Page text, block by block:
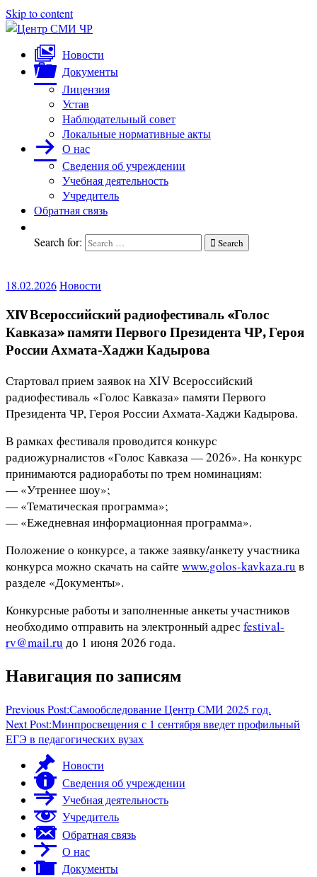
Skip to content
Центр
СМИ
подготовка
переподготовка
работников
Новости
Документы
Лицензия
Устав
Наблюдательный совет
Локальные нормативные акты
О нас
Сведения об учреждении
Учебная деятельность
Учредитель
Обратная связь
Search for: Search
18.02.2026Новости
ХIV Всероссийский радиофестиваль «Голос
Кавказа» памяти Первого Президента ЧР, Героя
России Ахмата-Хаджи Кадырова
Стартовал прием заявок на ХIV Всероссийский
радиофестиваль «Голос Кавказа» памяти Первого
Президента ЧР, Героя России Ахмата-Хаджи Кадырова.
В рамках фестиваля проводится конкурс
радиожурналистов «Голос Кавказа — 2026». На конкурс
принимаются радиоработы по трем номинациям:
— «Утреннее шоу»;
— «Тематическая программа»;
— «Ежедневная информационная программа».
Положение о конкурсе, а также заявку/анкету участника
конкурса можно скачать на сайте www.golos-kavkaza.ru в
разделе «Документы».
Конкурсные работы и заполненные анкеты участников
необходимо отправить на электронный адрес festival-
rv@mail.ru до 1 июня 2026 года.
Навигация по записям
Previous Post:Самообследование Центр СМИ 2025 год.
Next Post:Минпросвещения с 1 сентября введет профильный
ЕГЭ в педагогических вузах
Новости
Сведения об учреждении
Учебная деятельность
Учредитель
Обратная связь
О нас
Документы